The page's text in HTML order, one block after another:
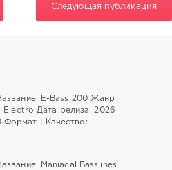
Следующая публикация
E-Bass 200 Жанр
Electro Дата релиза: 2026
Формат | Качество:
Maniacal Basslines